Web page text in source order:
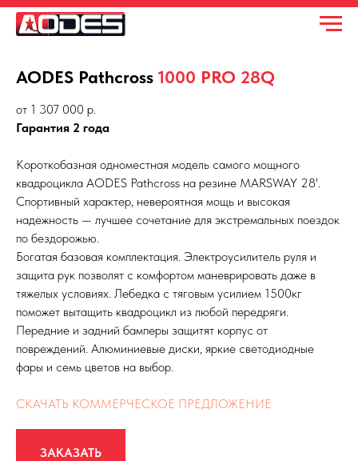
AODES Pathcross 1000 PRO 28Q
от 1 307 000 р.
Гарантия 2 года
Короткобазная одноместная модель самого мощного
квадроцикла AODES Pathcross на резине MARSWAY 28'.
Спортивный характер, невероятная мощь и высокая
надежность — лучшее сочетание для экстремальных поездок
по бездорожью.
Богатая базовая комплектация. Электроусилитель руля и
защита рук позволят с комфортом маневрировать даже в
тяжелых условиях. Лебедка с тяговым усилием 1500кг
поможет вытащить квадроцикл из любой передряги.
Передние и задний бамперы защитят корпус от
повреждений. Алюминиевые диски, яркие светодиодные
фары и семь цветов на выбор.
СКАЧАТЬ КОММЕРЧЕСКОЕ ПРЕДЛОЖЕНИЕ
ЗАКАЗАТЬ